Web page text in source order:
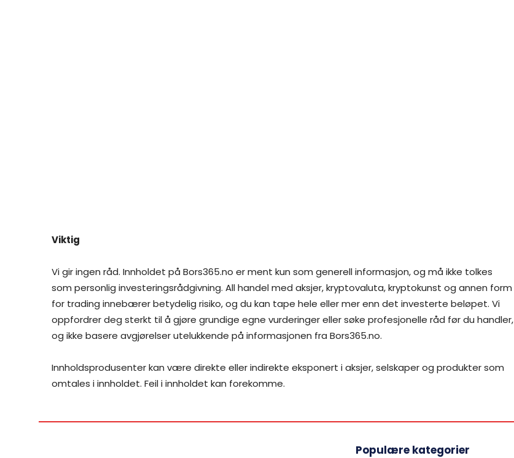
Viktig
Vi gir ingen råd. Innholdet på Bors365.no er ment kun som generell informasjon, og må ikke tolkes
som personlig investeringsrådgivning. All handel med aksjer, kryptovaluta, kryptokunst og annen form
for trading innebærer betydelig risiko, og du kan tape hele eller mer enn det investerte beløpet. Vi
oppfordrer deg sterkt til å gjøre grundige egne vurderinger eller søke profesjonelle råd før du handler,
og ikke basere avgjørelser utelukkende på informasjonen fra Bors365.no.
Innholdsprodusenter kan være direkte eller indirekte eksponert i aksjer, selskaper og produkter som
omtales i innholdet. Feil i innholdet kan forekomme.
Populære kategorier